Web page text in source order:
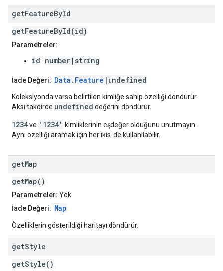
getFeatureById
getFeatureById(id)
Parametreler:
id: number|string
İade Değeri: Data.Feature |undefined
Koleksiyonda varsa belirtilen kimliğe sahip özelliği döndürür.
Aksi takdirde undefined değerini döndürür.
1234ve '1234' kimliklerinin eşdeğer olduğunu unutmayın.
Aynı özelliği aramak için her ikisi de kullanılabilir.
getMap
getMap()
Parametreler: Yok
İade Değeri: Map
Özelliklerin gösterildiği haritayı döndürür.
getStyle
getStyle()